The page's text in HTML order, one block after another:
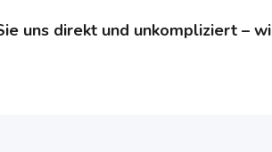
uns direkt und unkompliziert –